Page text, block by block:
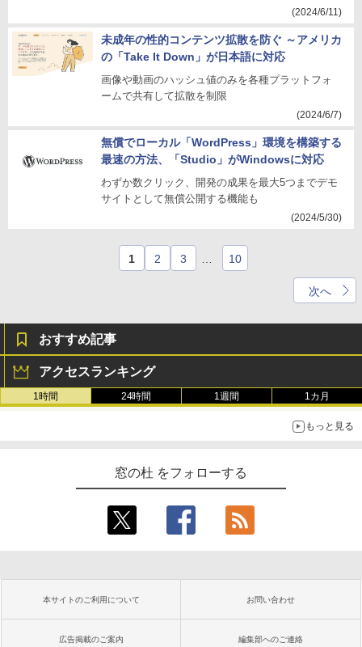
(2024/6/11)
未成年の性的コンテンツ拡散を防ぐ ～アメリカ
の「Take It Down」が日本語に対応
画像や動画のハッシュ値のみを各種プラットフォ
ームで共有して拡散を制限
(2024/6/7)
無償でローカル「WordPress」環境を構築する
最速の方法、「Studio」がWindowsに対応
わずか数クリック、開発の成果を最大5つまでデモ
サイトとして無償公開する機能も
(2024/5/30)
1 2 3 10
次へ
おすすめ記事
アクセスランキング
1時間 24時間 1週間 1カ月
もっと見る
窓の杜 をフォローする
本サイトのご利用について お問い合わせ
広告掲載のご案内 編集部へのご連絡